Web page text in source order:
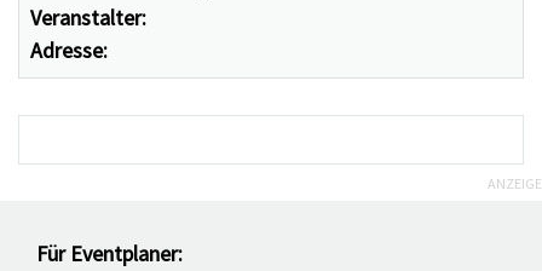
Veranstalter:
Adresse:
ANZEIGE
Für Eventplaner: